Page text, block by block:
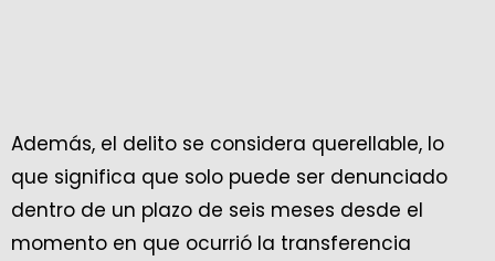
Además, el delito se considera querellable, lo
que significa que solo puede ser denunciado
dentro de un plazo de seis meses desde el
momento en que ocurrió la transferencia